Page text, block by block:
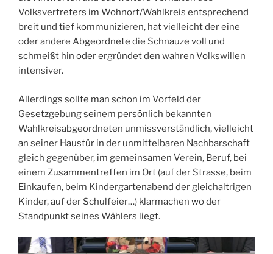
Volksvertreters im Wohnort/Wahlkreis entsprechend
breit und tief kommunizieren, hat vielleicht der eine
oder andere Abgeordnete die Schnauze voll und
schmeißt hin oder ergründet den wahren Volkswillen
intensiver.
Allerdings sollte man schon im Vorfeld der
Gesetzgebung seinem persönlich bekannten
Wahlkreisabgeordneten unmissverständlich, vielleicht
an seiner Haustür in der unmittelbaren Nachbarschaft
gleich gegenüber, im gemeinsamen Verein, Beruf, bei
einem Zusammentreffen im Ort (auf der Strasse, beim
Einkaufen, beim Kindergartenabend der gleichaltrigen
Kinder, auf der Schulfeier…) klarmachen wo der
Standpunkt seines Wählers liegt.